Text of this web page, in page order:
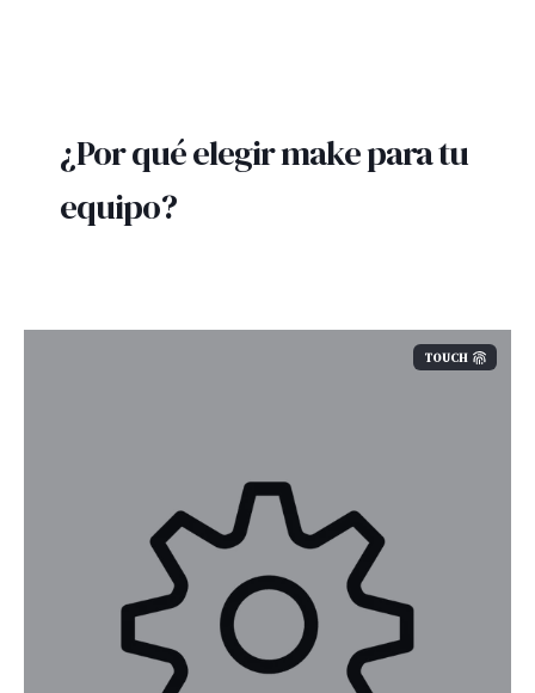
¿Por qué elegir make para tu
equipo?
TOUCH
Cree flujos de trabajo con distintos
resultados y procese múltiples